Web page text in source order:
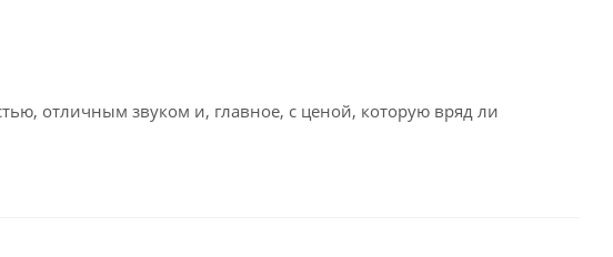
отличным звуком и, главное, с ценой, которую вряд ли